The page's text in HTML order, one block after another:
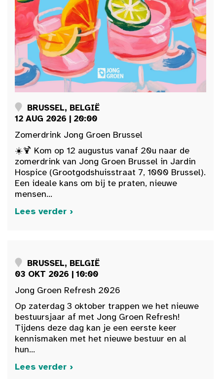
BRUSSEL, BELGIË
12 AUG 2026 | 20:00
Zomerdrink Jong Groen Brussel
☀️🍹 Kom op 12 augustus vanaf 20u naar de
zomerdrink van Jong Groen Brussel in Jardin
Hospice (Grootgodshuisstraat 7, 1000 Brussel).
Een ideale kans om bij te praten, nieuwe
mensen...
Lees verder ›
BRUSSEL, BELGIË
03 OKT 2026 | 10:00
Jong Groen Refresh 2026
Op zaterdag 3 oktober trappen we het nieuwe
bestuursjaar af met Jong Groen Refresh!
Tijdens deze dag kan je een eerste keer
kennismaken met het nieuwe bestuur en al
hun...
Lees verder ›